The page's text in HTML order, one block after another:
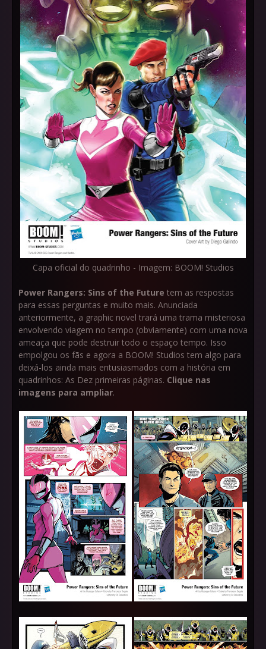
Capa oficial do quadrinho - Imagem: BOOM! Studios
Power Rangers: Sins of the Future tem as respostas
para essas perguntas e muito mais. Anunciada
anteriormente, a graphic novel trará uma trama misteriosa
envolvendo viagem no tempo (obviamente) com uma nova
ameaça que pode destruir todo o espaço tempo. Isso
empolgou os fãs e agora a BOOM! Studios tem algo para
deixá-los ainda mais entusiasmados com a história em
quadrinhos: As Dez primeiras páginas. Clique nas
imagens para ampliar.